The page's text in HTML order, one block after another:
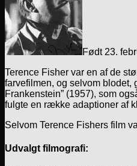
Født 23.
Terence Fisher var en af de
farvefilmen, og selvom blodet,
Frankenstein” (1957), som
fulgte en række adaptioner af
Selvom Terence Fishers film
Udvalgt filmografi: